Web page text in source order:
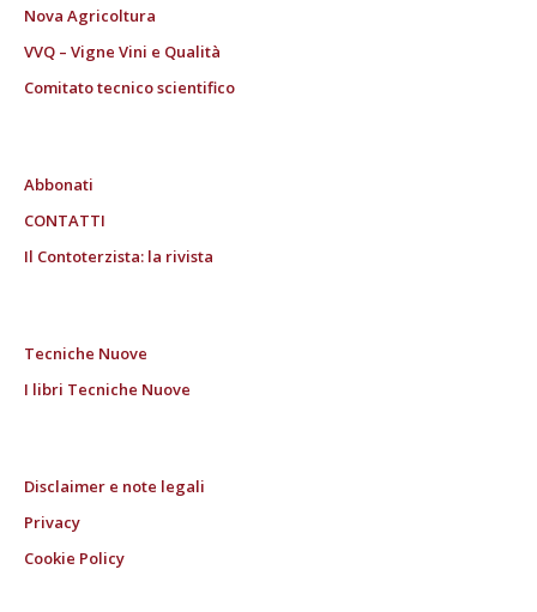
Nova Agricoltura
VVQ – Vigne Vini e Qualità
Comitato tecnico scientifico
Abbonati
CONTATTI
Il Contoterzista: la rivista
Tecniche Nuove
I libri Tecniche Nuove
Disclaimer e note legali
Privacy
Cookie Policy